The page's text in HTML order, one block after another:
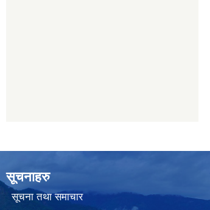
सूचनाहरु
सूचना तथा समाचार